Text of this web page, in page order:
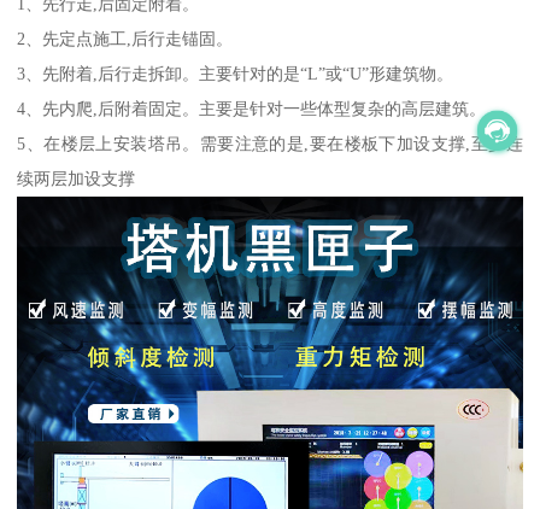
1、先行走,后固定附着。
2、先定点施工,后行走锚固。
3、先附着,后行走拆卸。主要针对的是“L”或“U”形建筑物。
4、先内爬,后附着固定。主要是针对一些体型复杂的高层建筑。
5、在楼层上安装塔吊。需要注意的是,要在楼板下加设支撑,至少连
续两层加设支撑